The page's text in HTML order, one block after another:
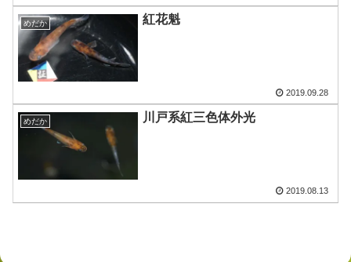
めだか 紅花魁
2019.09.28
めだか 川戸系紅三色体外光
2019.08.13